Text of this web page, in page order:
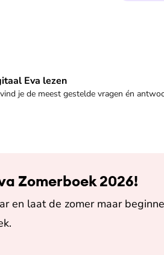
Eva lezen
je de meest gestelde vragen én
Zomerboek 2026!
en laat de zomer maar